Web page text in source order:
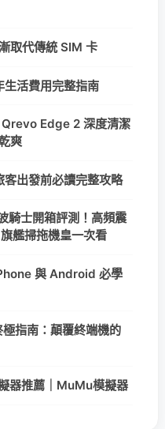
取代傳統 SIM 卡
活費用完整指南
Edge 2 深度清潔
爽
出發前必讀完整攻略
騎士開箱評測！高頻震
艦掃拖機皇一次看
與 Android 必學
指南：顛覆終端機的
器推薦｜MuMu模擬器